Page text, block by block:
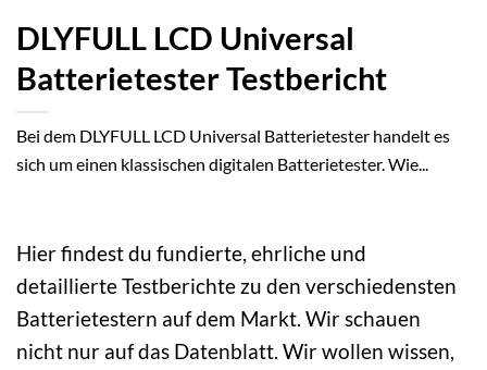
DLYFULL LCD Universal
Batterietester Testbericht
Bei dem DLYFULL LCD Universal Batterietester handelt es
sich um einen klassischen digitalen Batterietester. Wie...
Hier findest du fundierte, ehrliche und
detaillierte Testberichte zu den verschiedensten
Batterietestern auf dem Markt. Wir schauen
nicht nur auf das Datenblatt. Wir wollen wissen,